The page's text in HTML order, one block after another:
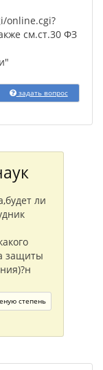
online.cgi?
см.ст.30 ФЗ
задать вопрос
ли
защиты
степень